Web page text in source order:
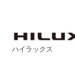
ハイラックス